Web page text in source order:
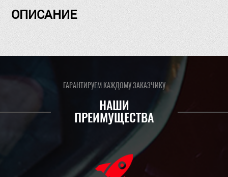
ОПИСАНИЕ
ГАРАНТИРУЕМ КАЖДОМУ ЗАКАЗЧИКУ
НАШИ
ПРЕИМУЩЕСТВА